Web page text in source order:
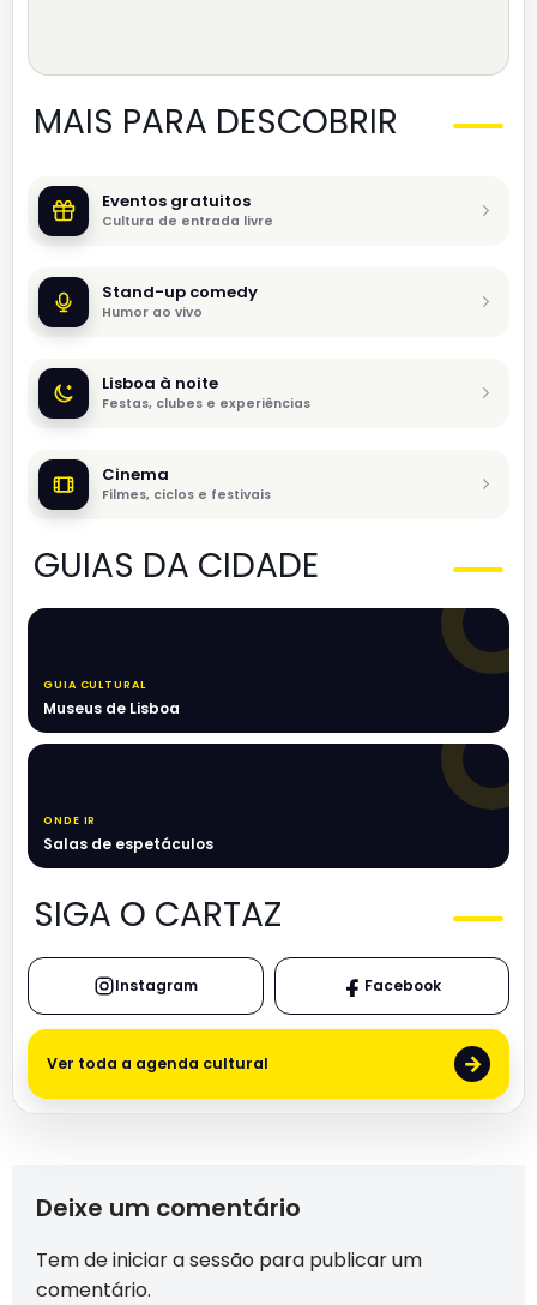
MAIS PARA DESCOBRIR
Eventos gratuitos
Cultura de entrada livre
Stand-up comedy
Humor ao vivo
Lisboa à noite
Festas, clubes e experiências
Cinema
Filmes, ciclos e festivais
GUIAS DA CIDADE
GUIA CULTURAL
Museus de Lisboa
ONDE IR
Salas de espetáculos
SIGA O CARTAZ
Instagram Facebook
Ver toda a agenda cultural →
Deixe um comentário
Tem deiniciar a sessão para publicar um
comentário.